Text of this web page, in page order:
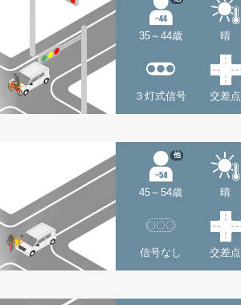
35～44歳 晴
３灯式信号 交差点
45～54歳
他
晴
信号なし 交差点